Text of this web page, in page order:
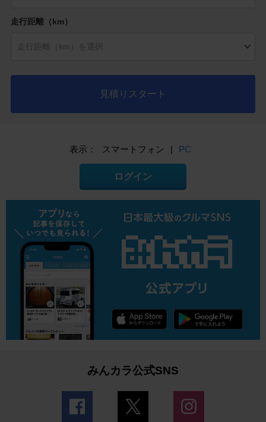
走行距離（km）
見積りスタート
表示： スマートフォン | PC
ログイン
みんカラ公式SNS